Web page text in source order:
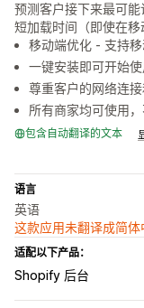
预测客户接下来最可
短加载时间（即使在移
移动端优化 - 支持移
一键安装即可开始
尊重客户的网络连接
所有商家均可使用，
包含自动翻译的文本
语言
英语
这款应用未翻译成简体
适配以下产品：
Shopify 后台